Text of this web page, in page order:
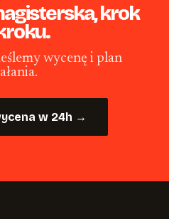
krok
wycenę i plan
w 24h →